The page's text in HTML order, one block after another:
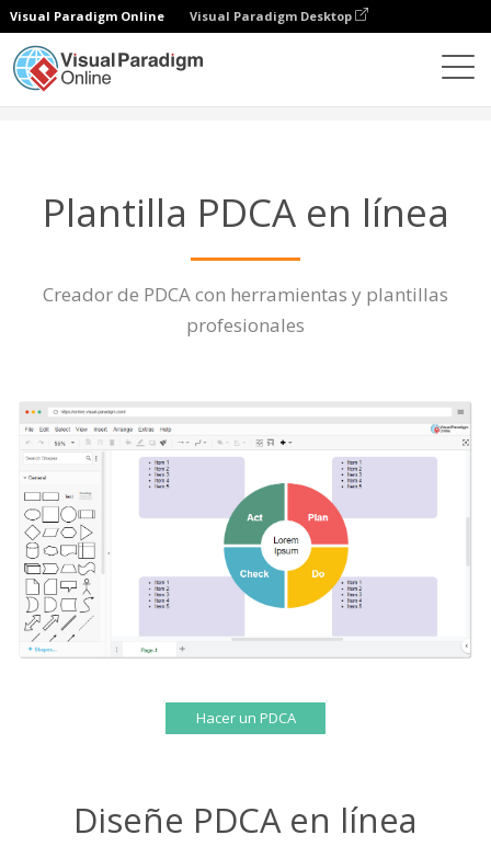
Visual Paradigm Online Visual Paradigm Desktop
Plantilla PDCA en línea
Creador de PDCA con herramientas y plantillas
profesionales
Hacer un PDCA
Diseñe PDCA en línea